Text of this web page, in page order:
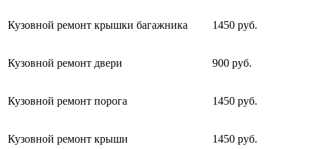
Кузовной ремонт крышки багажника 1450 руб.
Кузовной ремонт двери 900 руб.
Кузовной ремонт порога 1450 руб.
Кузовной ремонт крыши 1450 руб.